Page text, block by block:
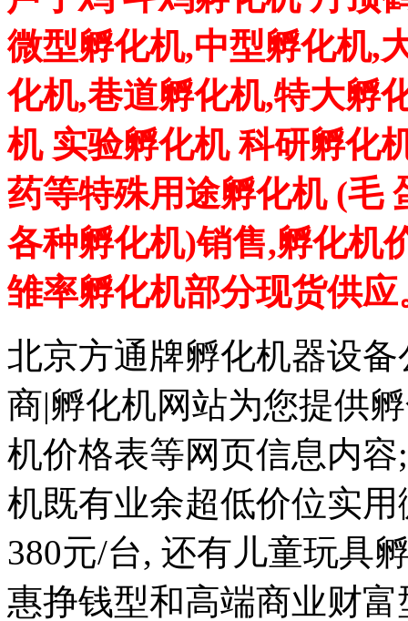
微型孵化机,中型孵化机,
化机,巷道孵化机,特大孵
机 实验孵化机 科研孵化
药等特殊用途孵化机 (毛
各种孵化机)销售,孵化机
雏率孵化机部分现货供应
北京方通牌孵化机器设
商|孵化机网站为您提供
机价格表等网页信息内
机既有业余超低价位实
380元/台, 还有儿童玩具
惠挣钱型和高端商业财